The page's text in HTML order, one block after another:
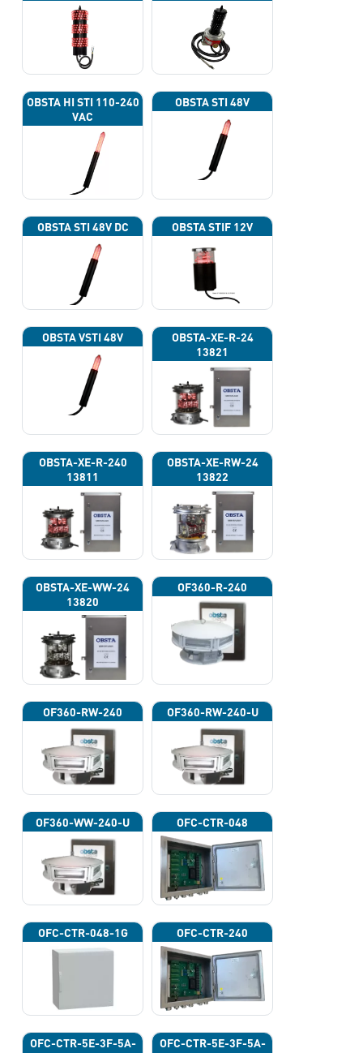
OBSTA HI STI 110-240
VAC
OBSTA STI 48V
OBSTA STI 48V DC OBSTA STIF 12V
OBSTA VSTI 48V
OBSTA-XE-R-24
13821
OBSTA-XE-R-240
13811
OBSTA-XE-RW-24
13822
OBSTA-XE-WW-24
13820
OF360-R-240
OF360-RW-240 OF360-RW-240-U
OF360-WW-240-U OFC-CTR-048
OFC-CTR-048-1G OFC-CTR-240
OFC-CTR-5E-3F-5A-
OFC-CTR-5E-3F-5A-